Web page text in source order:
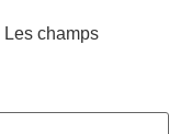
Les champs